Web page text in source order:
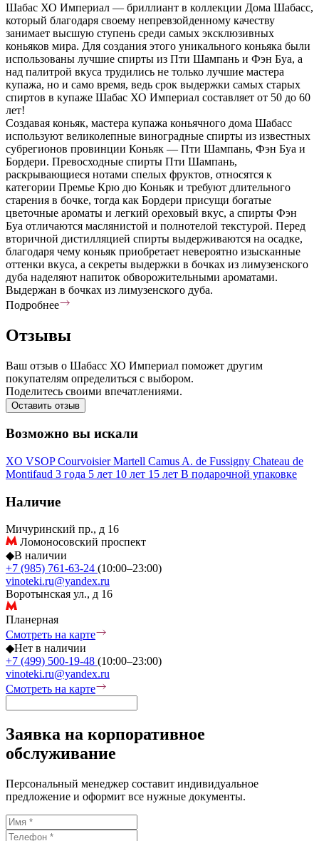
Шабас ХО Империал — бриллиант в коллекции Дома Шабасс,
который благодаря своему непревзойденному качеству
занимает высшую ступень среди самых эксклюзивных
коньяков мира. Для создания этого уникального коньяка были
использованы лучшие спирты из Пти Шампань и Фэн Буа, а
над палитрой вкуса трудились не только лучшие мастера
купажа, но и само время, ведь срок выдержки самых старых
спиртов в купаже Шабас ХО Империал составляет от 50 до 60
лет!
Создавая коньяк, мастера купажа коньячного дома Шабасс
используют великолепные виноградные спирты из известных
субрегионов провинции Коньяк — Пти Шампань, Фэн Буа и
Бордери. Превосходные спирты Пти Шампань,
раскрывающиеся нотами спелых фруктов, относятся к
категории Премье Крю дю Коньяк и требуют длительного
старения в бочке, тогда как Бордери присущи богатые
цветочные ароматы и легкий ореховый вкус, а спирты Фэн
Буа отличаются маслянистой и полнотелой текстурой. Перед
вторичной дистилляцией спирты выдерживаются на осадке,
благодаря чему коньяк приобретает невероятно изысканные
оттенки вкуса, а секреты выдержки в бочках из лимузенского
дуба наделяют напиток обворожительными ароматами.
Выдержан в бочках из лимузенского дуба.
Подробнее
Отзывы
Ваш отзыв о Шабасс ХО Империал поможет другим
покупателям определиться с выбором.
Поделитесь своими впечатлениями.
Оставить отзыв
Возможно вы искали
XO VSOPCourvoisierMartell Camus A. de Fussigny Chateau de
Montifaud 3 года 5 лет 10 лет 15 лет В подарочной упаковке
Наличие
Мичуринский пр., д 16
Ломоносовский проспект
◆В наличии
+7 (985) 761-63-24 (10:00–23:00)
vinoteki.ru@yandex.ru
Воротынская ул., д 16
Планерная
Смотреть на карте
◆Нет в наличии
+7 (499) 500-19-48 (10:00–23:00)
vinoteki.ru@yandex.ru
Смотреть на карте
Заявка на корпоративное
обслуживание
Персональный менеджер составит индивидуальное
предложение и оформит все нужные документы.